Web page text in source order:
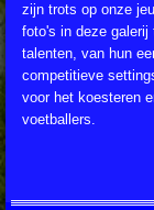
zijn trots op onze
foto's in deze galerij
talenten, van hun
competitieve
voor het koesteren
voetballers.